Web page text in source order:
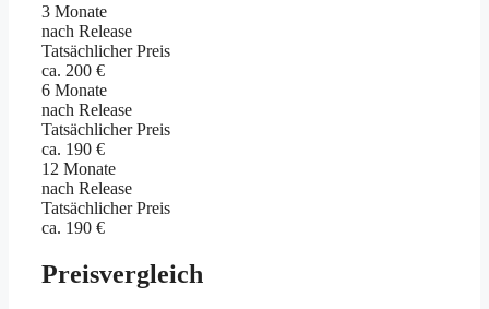
3 Monate
nach Release
Tatsächlicher Preis
ca. 200 €
6 Monate
nach Release
Tatsächlicher Preis
ca. 190 €
12 Monate
nach Release
Tatsächlicher Preis
ca. 190 €
Preisvergleich